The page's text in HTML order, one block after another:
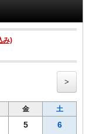
０：００までにチェ
ご入店ください。
和朝食のみの提供と
み)
>
金 土
5 6